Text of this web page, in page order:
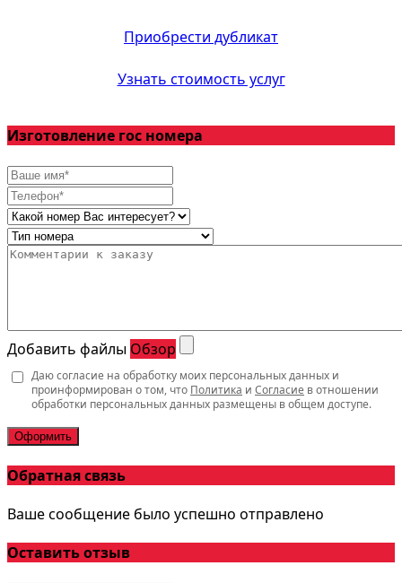
Приобрести дубликат
Узнать стоимость услуг
Изготовление гос номера
Добавить файлы Обзор
Даю согласие на обработку моих персональных данных и
проинформирован о том, что Политика и Согласие в отношении
обработки персональных данных размещены в общем доступе.
Оформить
Обратная связь
Ваше сообщение было успешно отправлено
Оставить отзыв